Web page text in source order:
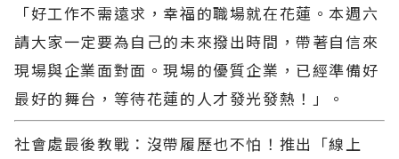
「好工作不需遠求，幸福的職場就在花蓮。本週六
請大家一定要為自己的未來撥出時間，帶著自信來
現場與企業面對面。現場的優質企業，已經準備好
最好的舞台，等待花蓮的人才發光發熱！」。
社會處最後教戰：沒帶履歷也不怕！推出「線上